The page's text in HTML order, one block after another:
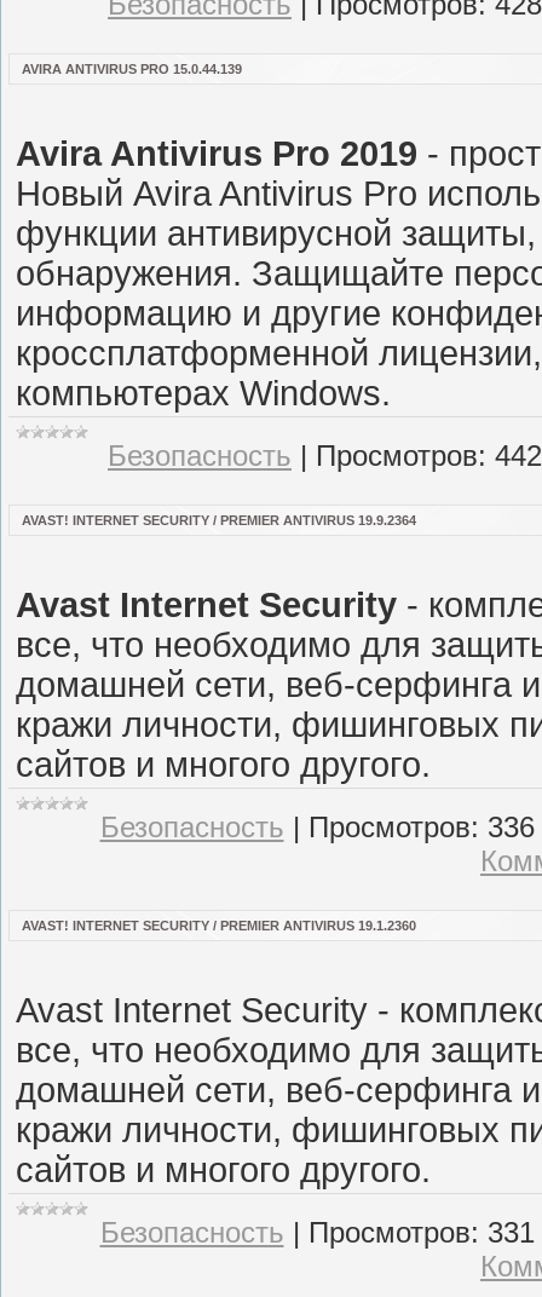
AVIRA ANTIVIRUS PRO 15.0.44.139
Avira Antivirus Pro 2019 -
Новый Avira Antivirus Pro
функции антивирусной
обнаружения. Защищайте
информацию и другие
кроссплатформенной
компьютерах Windows.
Безопасность | Просмотров: 442
AVAST! INTERNET SECURITY / PREMIER ANTIVIRUS 19.9.2364
Avast Internet Security -
все, что необходимо для
домашней сети, веб-серфинга
кражи личности, фишинговых
сайтов и многого другого.
Безопасность | Просмотров: 336
AVAST! INTERNET SECURITY / PREMIER ANTIVIRUS 19.1.2360
Avast Internet Security -
все, что необходимо для
домашней сети, веб-серфинга
кражи личности, фишинговых
сайтов и многого другого.
Безопасность | Просмотров: 331